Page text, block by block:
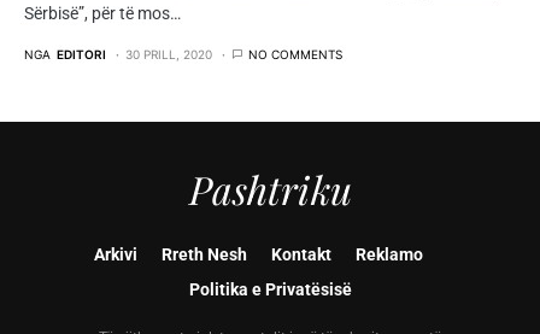
Sërbisë”, për të mos…
NGA EDITORI 30 PRILL, 2020 NO COMMENTS
Pashtriku
Arkivi Rreth Nesh Kontakt
Reklamo
Politika e Privatësisë